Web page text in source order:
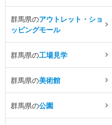
群馬県のアウトレット・ショ
ッピングモール
群馬県の工場見学
群馬県の美術館
群馬県の公園